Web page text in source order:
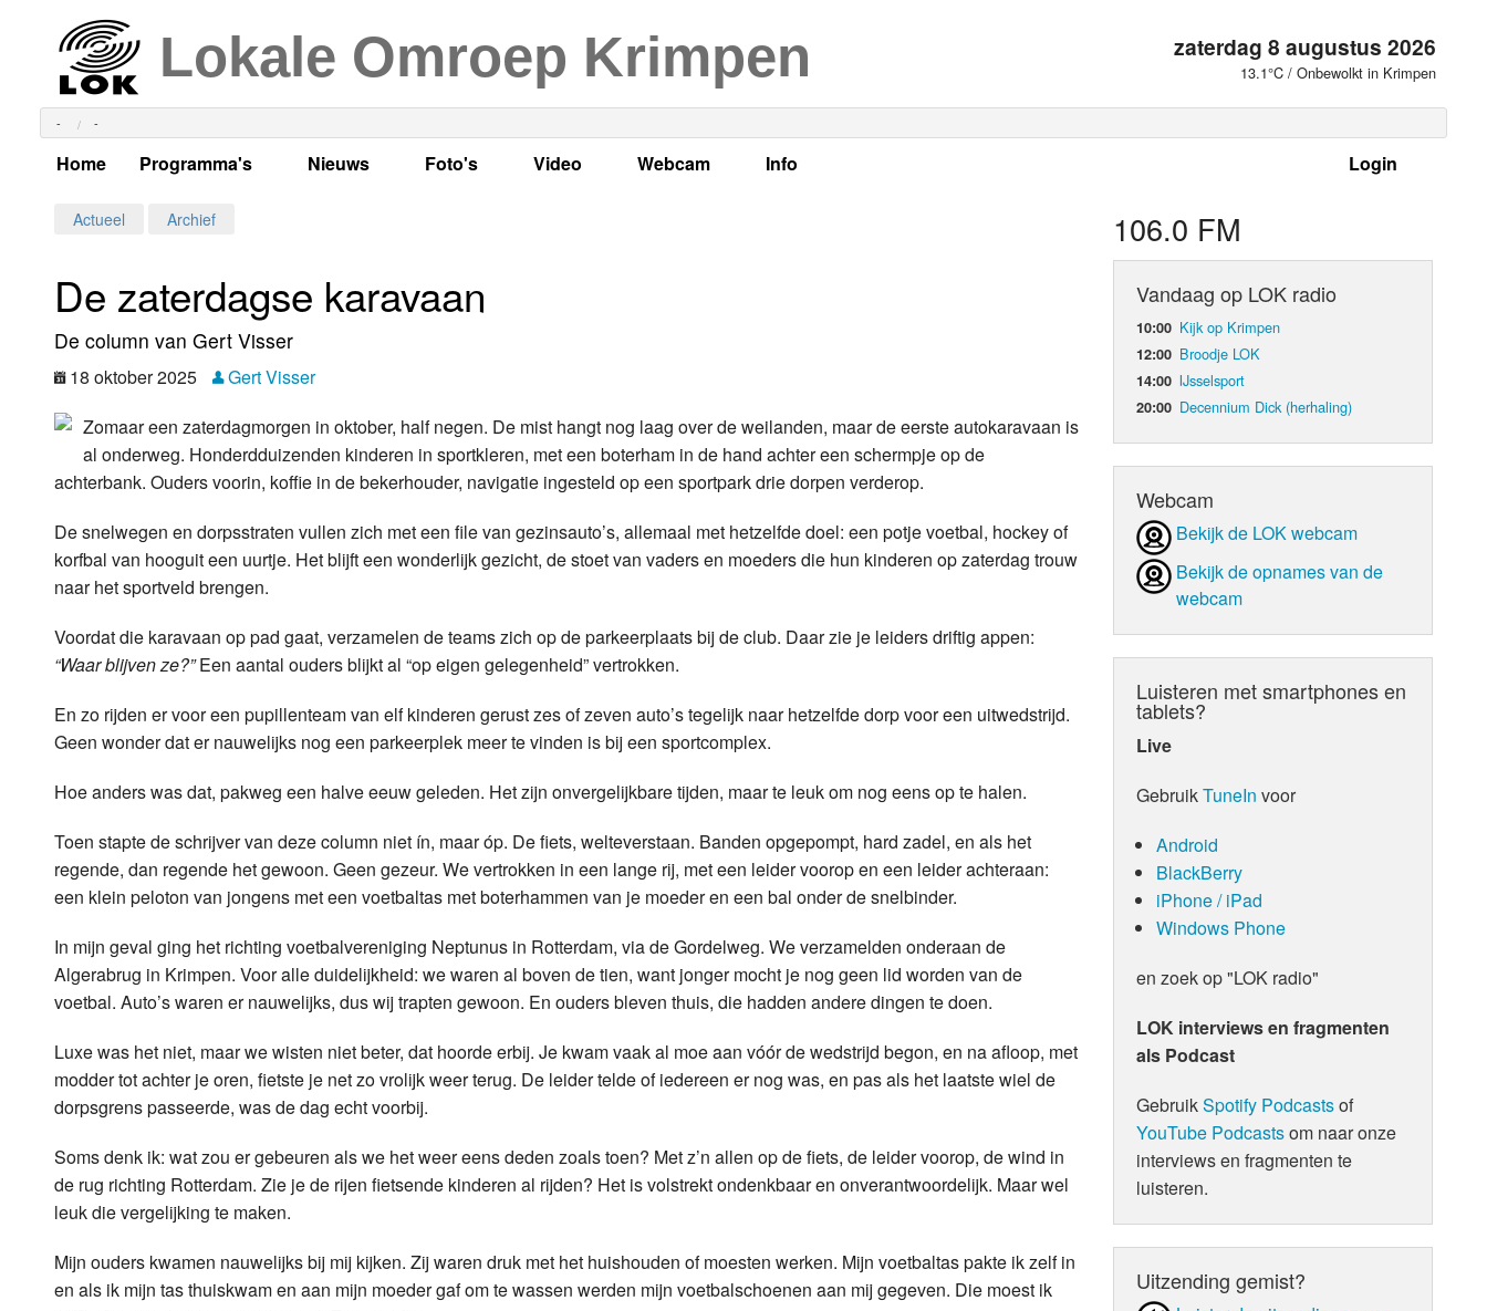
Lokale Omroep Krimpen zaterdag 8 augustus 2026
13.1°C / Onbewolkt in Krimpen
- -
Login
Home Programma's
Alle dagen
Per dag
Maandag
Woensdag
Donderdag
Zaterdag
Luister LOK Live
Oude LOK programma's
Nieuws
Kabelkrant
Foto's
Programma's
Video Webcam Info
Programmabeleid Bepalend Orgaan
Over Krimpen a/d IJssel
Actueel Archief
De zaterdagse karavaan
De column van Gert Visser
18 oktober 2025
Gert Visser
Zomaar een zaterdagmorgen in oktober, half negen. De mist hangt nog laag over de weilanden, maar de eerste autokaravaan is
al onderweg. Honderdduizenden kinderen in sportkleren, met een boterham in de hand achter een schermpje op de
achterbank. Ouders voorin, koffie in de bekerhouder, navigatie ingesteld op een sportpark drie dorpen verderop.
De snelwegen en dorpsstraten vullen zich met een file van gezinsauto’s, allemaal met hetzelfde doel: een potje voetbal, hockey of
korfbal van hooguit een uurtje. Het blijft een wonderlijk gezicht, de stoet van vaders en moeders die hun kinderen op zaterdag trouw
naar het sportveld brengen.
Voordat die karavaan op pad gaat, verzamelen de teams zich op de parkeerplaats bij de club. Daar zie je leiders driftig appen:
“Waar blijven ze?”Een aantal ouders blijkt al “op eigen gelegenheid” vertrokken.
En zo rijden er voor een pupillenteam van elf kinderen gerust zes of zeven auto’s tegelijk naar hetzelfde dorp voor een uitwedstrijd.
Geen wonder dat er nauwelijks nog een parkeerplek meer te vinden is bij een sportcomplex.
Hoe anders was dat, pakweg een halve eeuw geleden. Het zijn onvergelijkbare tijden, maar te leuk om nog eens op te halen.
Toen stapte de schrijver van deze column niet ín, maar óp. De fiets, welteverstaan. Banden opgepompt, hard zadel, en als het
regende, dan regende het gewoon. Geen gezeur. We vertrokken in een lange rij, met een leider voorop en een leider achteraan:
een klein peloton van jongens met een voetbaltas met boterhammen van je moeder en een bal onder de snelbinder.
In mijn geval ging het richting voetbalvereniging Neptunus in Rotterdam, via de Gordelweg. We verzamelden onderaan de
Algerabrug in Krimpen. Voor alle duidelijkheid: we waren al boven de tien, want jonger mocht je nog geen lid worden van de
voetbal. Auto’s waren er nauwelijks, dus wij trapten gewoon. En ouders bleven thuis, die hadden andere dingen te doen.
Luxe was het niet, maar we wisten niet beter, dat hoorde erbij. Je kwam vaak al moe aan vóór de wedstrijd begon, en na afloop, met
modder tot achter je oren, fietste je net zo vrolijk weer terug. De leider telde of iedereen er nog was, en pas als het laatste wiel de
dorpsgrens passeerde, was de dag echt voorbij.
Soms denk ik: wat zou er gebeuren als we het weer eens deden zoals toen? Met z’n allen op de fiets, de leider voorop, de wind in
de rug richting Rotterdam. Zie je de rijen fietsende kinderen al rijden? Het is volstrekt ondenkbaar en onverantwoordelijk. Maar wel
leuk die vergelijking te maken.
Mijn ouders kwamen nauwelijks bij mij kijken. Zij waren druk met het huishouden of moesten werken. Mijn voetbaltas pakte ik zelf in
en als ik mijn tas thuiskwam en aan mijn moeder gaf om te wassen werden mijn voetbalschoenen aan mij gegeven. Die moest ik
106.0 FM
Vandaag op LOK radio
10:00 Kijk op Krimpen
12:00 Broodje LOK
14:00 IJsselsport
20:00 Decennium Dick (herhaling)
Webcam
Bekijk de LOK webcam
Bekijk de opnames van de
webcam
Luisteren met smartphones en
tablets?
Live
GebruikTuneIn voor
Android
BlackBerry
iPhone / iPad
Windows Phone
en zoek op "LOK radio"
LOK interviews en fragmenten
als Podcast
GebruikSpotify Podcastsof
YouTube Podcastsom naar onze
interviews en fragmenten te
luisteren.
Uitzending gemist?